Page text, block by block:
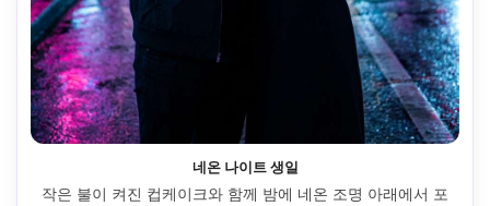
네온 나이트 생일
작은 불이 켜진 컵케이크와 함께 밤에 네온 조명 아래에서 포